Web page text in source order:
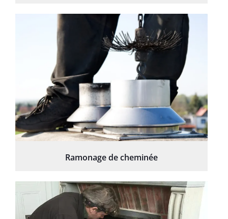
Ramonage de cheminée